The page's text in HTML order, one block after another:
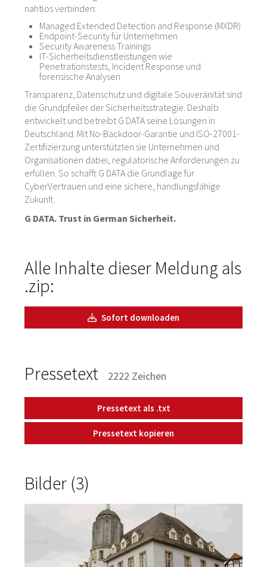
nahtlos verbinden:
Managed Extended Detection and Response (MXDR)
Endpoint-Security für Unternehmen
Security Awareness Trainings
IT-Sicherheitsdienstleistungen wie
Penetrationstests, Incident Response und
forensische Analysen
Transparenz, Datenschutz und digitale Souveränität sind
die Grundpfeiler der Sicherheitsstrategie. Deshalb
entwickelt und betreibt G DATA seine Lösungen in
Deutschland. Mit No-Backdoor-Garantie und ISO-27001-
Zertifizierzung unterstützten sie Unternehmen und
Organisationen dabei, regulatorische Anforderungen zu
erfüllen. So schafft G DATA die Grundlage für
CyberVertrauen und eine sichere, handlungsfähige
Zukunft.
G DATA. Trust in German Sicherheit.
Alle Inhalte dieser Meldung als
.zip:
Sofort downloaden
Pressetext 2222 Zeichen
Pressetext als .txt
Pressetext kopieren
Bilder (3)